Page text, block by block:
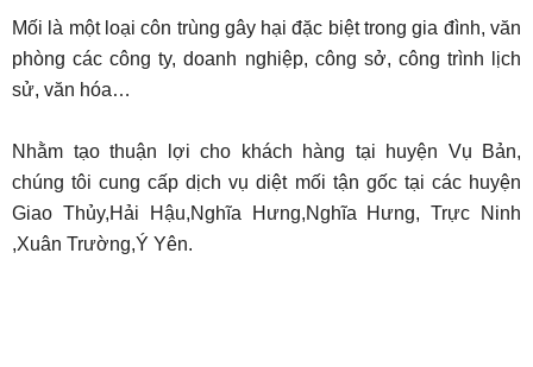
Mối là một loại côn trùng gây hại đặc biệt trong gia đình, văn
phòng các công ty, doanh nghiệp, công sở, công trình lịch
sử, văn hóa…
Nhằm tạo thuận lợi cho khách hàng tại huyện Vụ Bản,
chúng tôi cung cấp dịch vụ diệt mối tận gốc tại các huyện
Giao Thủy,Hải Hậu,Nghĩa Hưng,Nghĩa Hưng, Trực Ninh
,Xuân Trường,Ý Yên.